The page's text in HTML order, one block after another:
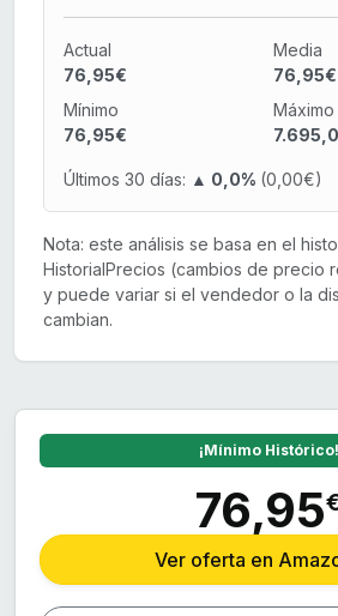
Actual
76,95€
Media
76,95€
Mínimo
76,95€
Máximo
Últimos 30 días: ▲ 0,0% (0,00€)
Nota: este análisis se basa en el
HistorialPrecios (cambios de precio
y puede variar si el vendedor o la
cambian.
¡Mínimo Histórico!
76,95
Ver oferta en